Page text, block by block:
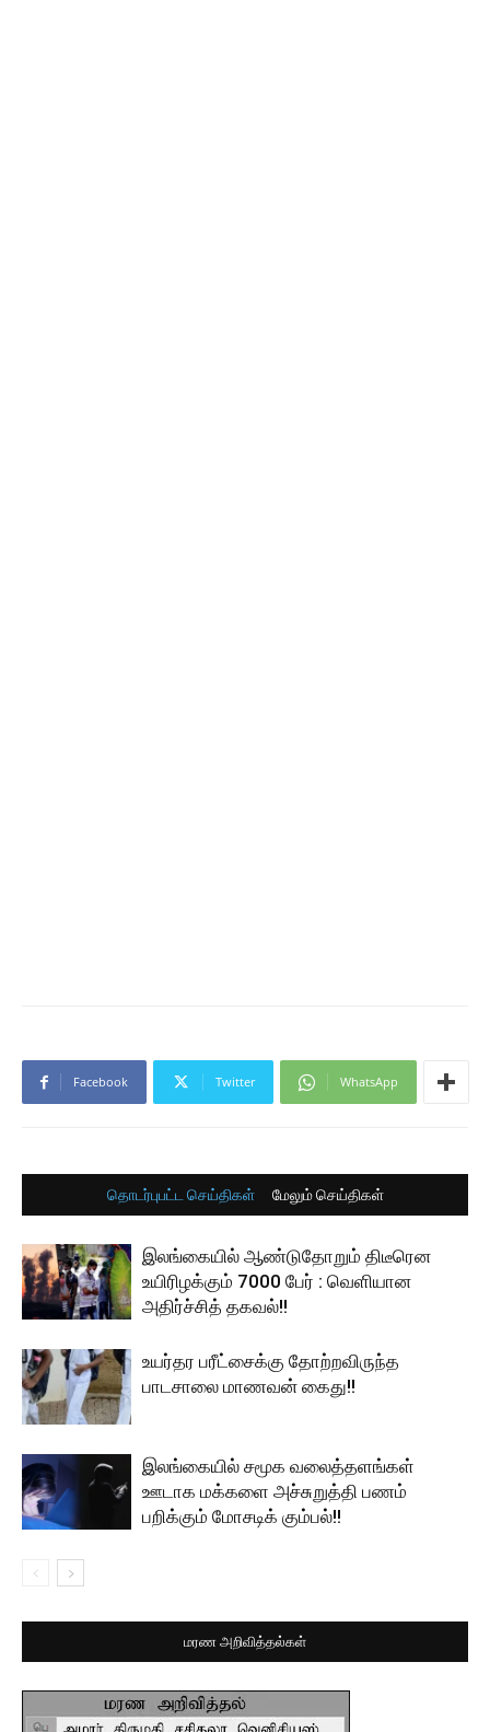
Facebook Twitter WhatsApp
தொடர்புபட்ட செய்திகள் மேலும் செய்திகள்
இலங்கையில் ஆண்டுதோறும் திடீரென
உயிரிழக்கும் 7000 பேர் : வெளியான
அதிர்ச்சித் தகவல்!!
உயர்தர பரீட்சைக்கு தோற்றவிருந்த
பாடசாலை மாணவன் கைது!!
இலங்கையில் சமூக வலைத்தளங்கள்
ஊடாக மக்களை அச்சுறுத்தி பணம்
பறிக்கும் மோசடிக் கும்பல்!!
மரண அறிவித்தல்கள்